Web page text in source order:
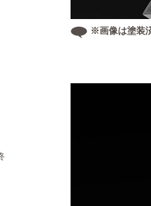
※画像は塗装